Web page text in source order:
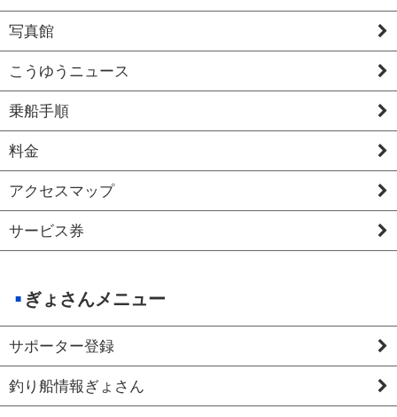
写真館
こうゆうニュース
乗船手順
料金
アクセスマップ
サービス券
ぎょさんメニュー
サポーター登録
釣り船情報ぎょさん